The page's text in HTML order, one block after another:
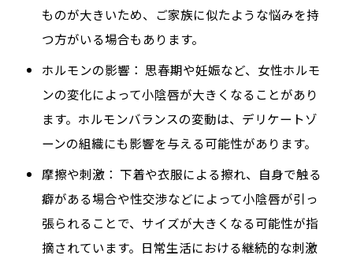
ものが大きいため、ご家族に似たような悩みを持
つ方がいる場合もあります。
ホルモンの影響： 思春期や妊娠など、女性ホルモ
ンの変化によって小陰唇が大きくなることがあり
ます。ホルモンバランスの変動は、デリケートゾ
ーンの組織にも影響を与える可能性があります。
摩擦や刺激： 下着や衣服による擦れ、自身で触る
癖がある場合や性交渉などによって小陰唇が引っ
張られることで、サイズが大きくなる可能性が指
摘されています。日常生活における継続的な刺激